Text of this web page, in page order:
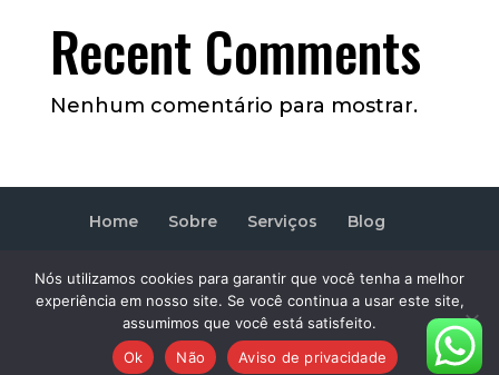
Recent Comments
Nenhum comentário para mostrar.
Home Sobre Serviços
Blog
Copyright © 2019 Removip - Todos os
direitos reservados
Nós utilizamos cookies para garantir que você tenha a melhor
experiência em nosso site. Se você continua a usar este site,
assumimos que você está satisfeito.
Ok
Não Aviso de privacidade